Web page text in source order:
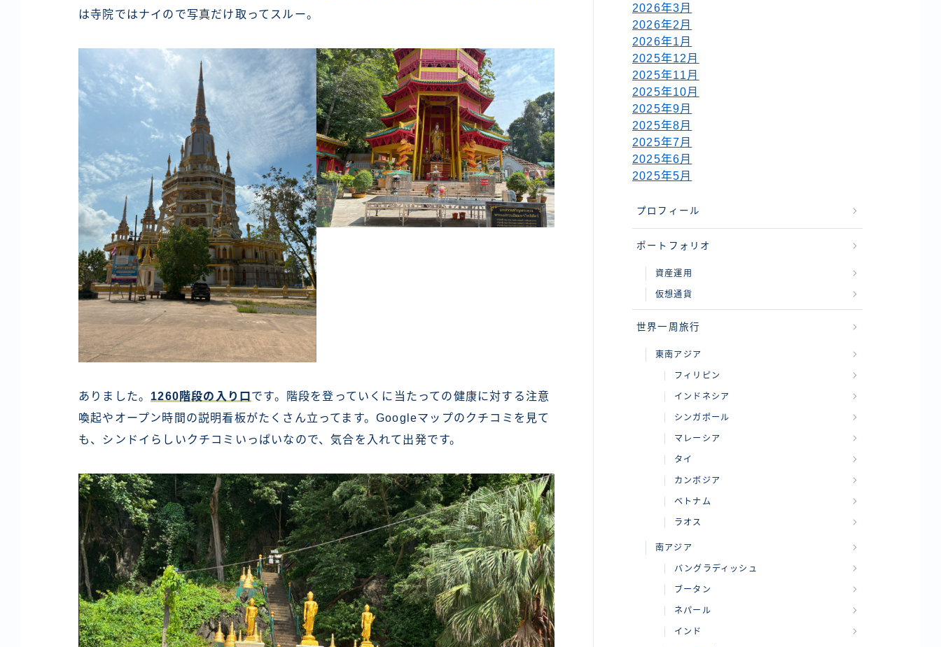
世界一周旅行前～準備～
は寺院ではナイので写真だけ取ってスルー。
ありました。 1260階段の入り口 です。階段を登っていくに当たっての健康に対する注意
喚起やオープン時間の説明看板がたくさん立ってます。Googleマップのクチコミを見て
も、シンドイらしいクチコミいっぱいなので、気合を入れて出発です。
2026年3月
2026年2月
2026年1月
2025年12月
2025年11月
2025年10月
2025年9月
2025年8月
2025年7月
2025年6月
2025年5月
プロフィール
ポートフォリオ
資産運用
仮想通貨
世界一周旅行
東南アジア
フィリピン
インドネシア
シンガポール
マレーシア
タイ
カンボジア
ベトナム
ラオス
南アジア
バングラディッシュ
ブータン
ネパール
インド